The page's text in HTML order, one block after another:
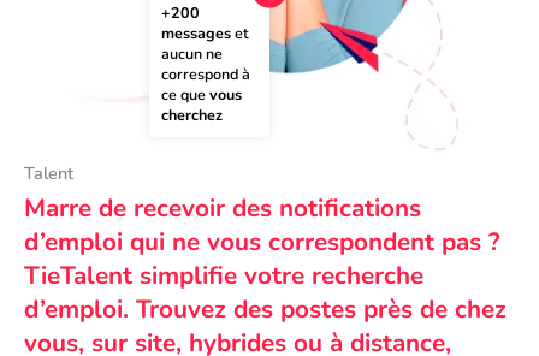
+200
messages et
aucun ne
correspond à
ce que vous
cherchez
Talent
Marre de recevoir des notifications
d’emploi qui ne vous correspondent pas ?
TieTalent simplifie votre recherche
d’emploi. Trouvez des postes près de chez
vous, sur site, hybrides ou à distance,